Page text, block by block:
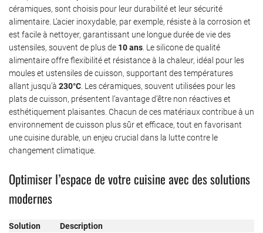
céramiques, sont choisis pour leur durabilité et leur sécurité
alimentaire. L’acier inoxydable, par exemple, résiste à la corrosion et
est facile à nettoyer, garantissant une longue durée de vie des
ustensiles, souvent de plus de 10 ans . Le silicone de qualité
alimentaire offre flexibilité et résistance à la chaleur, idéal pour les
moules et ustensiles de cuisson, supportant des températures
allant jusqu’à 230°C . Les céramiques, souvent utilisées pour les
plats de cuisson, présentent l’avantage d’être non réactives et
esthétiquement plaisantes. Chacun de ces matériaux contribue à un
environnement de cuisson plus sûr et efficace, tout en favorisant
une cuisine durable, un enjeu crucial dans la lutte contre le
changement climatique.
Optimiser l’espace de votre cuisine avec des solutions
modernes
Solution Description